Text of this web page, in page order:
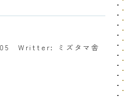
Writter: ミズタマ舎